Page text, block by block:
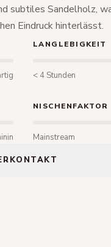
subtiles Sandelholz,
Eindruck hinterlässt.
LANGLEBIGKEIT
< 4 Stunden
NISCHENFAKTOR
Mainstream